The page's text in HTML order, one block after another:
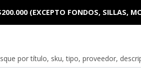
(EXCEPTO FONDOS, SILLAS,